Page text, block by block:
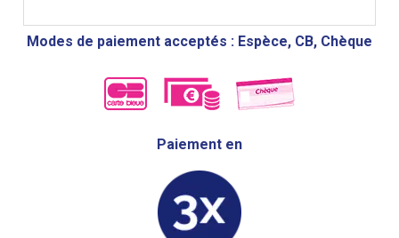
Modes de paiement acceptés : Espèce, CB, Chèque
Paiement en